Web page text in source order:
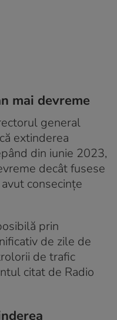
mai devreme
general
extinderea
din iunie 2023,
decât fusese
consecințe
prin
de zile de
de trafic
citat de Radio